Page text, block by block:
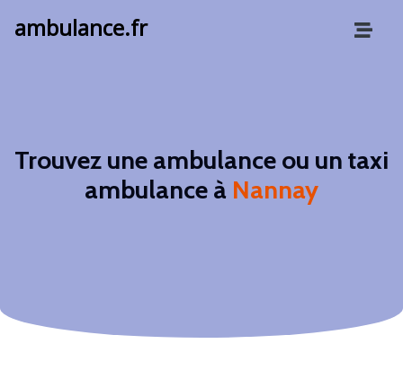
ambulance.fr
Trouvez une ambulance ou un taxi
ambulance à Nannay